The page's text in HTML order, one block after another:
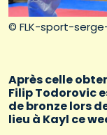
© FLK-sport-
Après celle
Filip Todorovic
de bronze lors
lieu à Kayl ce